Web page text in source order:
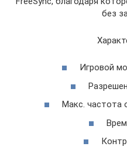
без
Игровой
Макс. частота